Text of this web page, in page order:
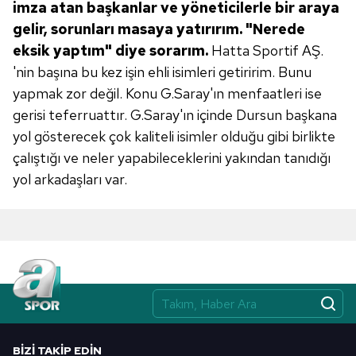
verileriniz işlenmekte olup gerekli olan çerezler bilgi
toplumu hizmetlerinin sunulması amacıyla
kullanılmaktadır. Diğer çerezler, sitemizin daha işlevsel
kılınması ve kişiselleştirilmesi ve sizlere yönelik
reklam/pazarlama faaliyetlerinin yapılması, amaçlarıyla
sınırlı olarak açık rızanız dahilinde kullanılacaktır.
Çerezlere ilişkin tercihlerinizi aşağıda yer alan panel
vasıtasıyla belirleyebilirsiniz. Çerezlere ilişkin detaylı bilgi
için Ayarlar butonuna tıklayabilir,
ilgili mevzuata uygun olarak kullanılan çerezlerle ilgili bilgi
almak için lütfen
tıklayınız.
imza atan başkanlar ve yöneticilerle bir araya
gelir, sorunları masaya yatırırım. "Nerede
eksikyaptım" diye sorarım. Hatta Sportif AŞ.
'nin başına bu kez işin ehli isimleri getiririm. Bunu
yapmak zor değil. Konu G.Saray'ın menfaatleri ise
gerisi teferruattır. G.Saray'ın içinde Dursun başkana
yol gösterecek çok kaliteli isimler olduğu gibi birlikte
çalıştığı ve neler yapabileceklerini yakından tanıdığı
yol arkadaşları var.
BIZI TAKIP EDIN